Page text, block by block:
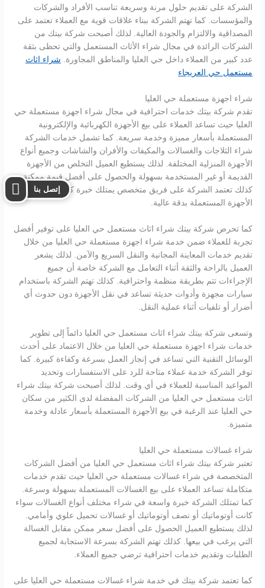
الشركة على تقديم حلول مرنة وسريعة تناسب الأفراد والشركات
والمؤسسات. كما تهتم الشركة ببناء علاقات قوية مع العملاء تعتمد على
المصداقية والالتزام والجودة العالية. لذلك أصبحت شركة بيتك من
الشركات الرائدة في مجال شراء الأثاث المستعمل والتي تحظى بثقة
عدد كبير من العملاء داخل حي العليا والمناطق المجاورة. شراء اثاث
مستعمل حي العريجاء
شراء اجهزة مستعملة حي العليا
تقدم شركة بيتك خدمات احترافية في مجال شراء اجهزة مستعملة حي
العليا حيث تساعد العملاء على بيع الأجهزة الكهربائية والإلكترونية
المستعملة بأسعار مميزة وخدمة سريعة. كما تشمل خدمات الشركة
شراء الثلاجات والغسالات والمكيفات والأفران والشاشات وجميع أنواع
الأجهزة المنزلية المختلفة. لذلك يستطيع العميل التخلص من الأجهزة
القديمة أو غير المستخدمة بسهولة والحصول على أفضل قيمة ممكنة.
كذلك تعتمد الشركة على فريق متخصص يمتلك خبرة كبيرة في تقييم
الأجهزة المستعملة بدقة عالية.
كما تحرص شركة بيتك شراء اثاث مستعمل حي العليا على توفير أفضل
تجربة للعملاء ضمن خدمة شراء اجهزة مستعملة حي العليا من خلال
تقديم خدمات المعاينة المجانية والنقل السريع والآمن. لذلك يشعر
العميل بالراحة والثقة أثناء التعامل مع الشركة خاصة أن جميع
الإجراءات تتم بطريقة منظمة واحترافية. كذلك تهتم الشركة باستخدام
سيارات مجهزة وأدوات حديثة تساعد في نقل الأجهزة دون حدوث أي
أضرار أو تلفيات أثناء عملية النقل.
وتسعى شركة بيتك شراء اثاث مستعمل حي العليا دائماً إلى تطوير
خدمات شراء اجهزة مستعملة حي العليا من خلال الاعتماد على أحدث
الوسائل التقنية التي تساعد في إنجاز العمل بسرعة وكفاءة كبيرة. كما
توفر الشركة خدمة عملاء متاحة للرد على الاستفسارات وتحديد
المواعيد المناسبة للعملاء في أي وقت. لذلك أصبحت شركة بيتك شراء
اثاث مستعمل حي العليا من الشركات المفضلة لدى الكثير من سكان
حي العليا عند الرغبة في بيع الأجهزة المستعملة بأسعار عادلة وخدمة
متميزة.
شراء غسالات مستعملة حي العليا
تعتبر شركة بيتك شراء اثاث مستعمل حي العليا من أفضل الشركات
المتخصصة في شراء غسالات مستعملة حي العليا حيث تقدم خدمات
متكاملة تساعد العملاء على بيع الغسالات المستعملة بسهولة وسرعة.
كما تمتلك الشركة خبرة واسعة في شراء مختلف أنواع الغسالات سواء
كانت أوتوماتيك أو نصف أوتوماتيك أو غسالات تحميل علوي وأمامي.
لذلك يستطيع العميل الحصول على أفضل سعر ممكن مقابل الغسالة
التي يرغب في بيعها. كذلك تهتم الشركة بسرعة الاستجابة لجميع
الطلبات وتقديم خدمات احترافية ترضي جميع العملاء.
كما تعتمد شركة بيتك في خدمة شراء غسالات مستعملة حي العليا على
إتصل بنا